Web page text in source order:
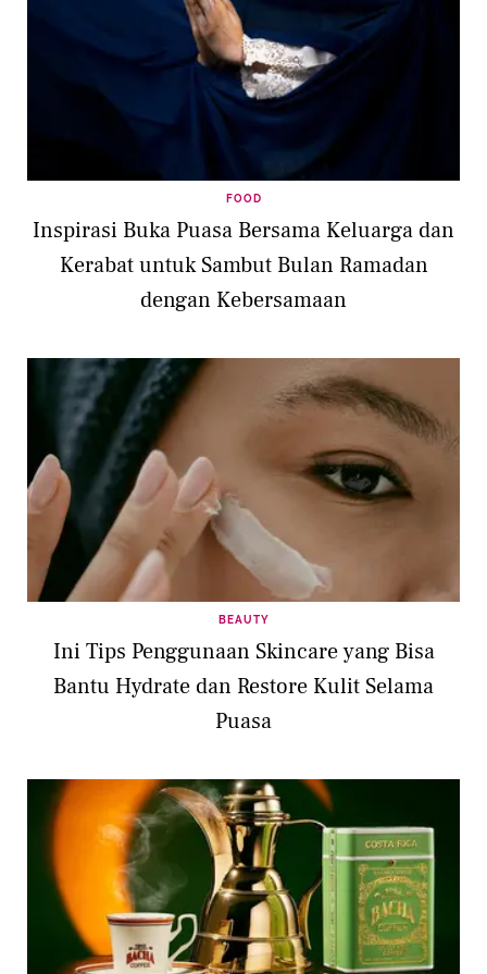
FOOD
Inspirasi Buka Puasa Bersama Keluarga dan
Kerabat untuk Sambut Bulan Ramadan
dengan Kebersamaan
BEAUTY
Ini Tips Penggunaan Skincare yang Bisa
Bantu Hydrate dan Restore Kulit Selama
Puasa